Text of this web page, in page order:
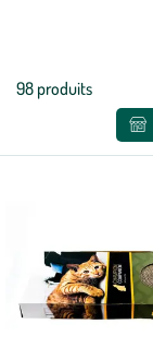
Liste
appliqués
98 produits